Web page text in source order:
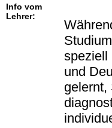
Info vom
Lehrer:
speziell
und
gelernt,